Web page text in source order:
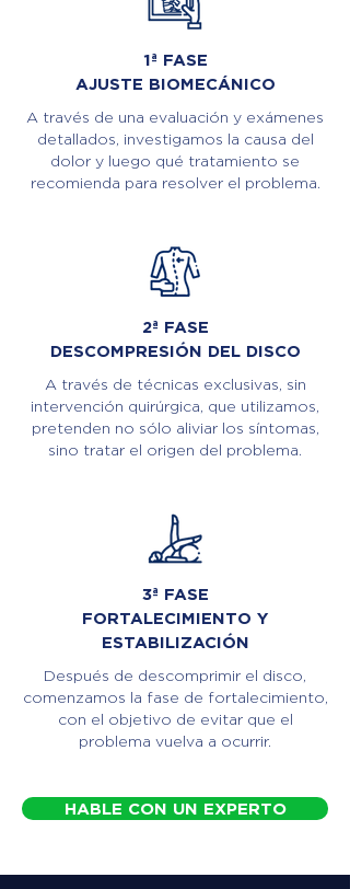
1ª FASE
AJUSTE BIOMECÁNICO
A través de una evaluación y exámenes
detallados, investigamos la causa del
dolor y luego qué tratamiento se
recomienda para resolver el problema.
2ª FASE
DESCOMPRESIÓN DEL DISCO
A través de técnicas exclusivas, sin
intervención quirúrgica, que utilizamos,
pretenden no sólo aliviar los síntomas,
sino tratar el origen del problema.
3ª FASE
FORTALECIMIENTO Y
ESTABILIZACIÓN
Después de descomprimir el disco,
comenzamos la fase de fortalecimiento,
con el objetivo de evitar que el
problema vuelva a ocurrir.
HABLE CON UN EXPERTO